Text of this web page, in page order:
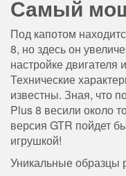
Самый
Под капотом
8, но здесь он
настройке
Технические
известны. Зная, что
Plus 8 весили около
версия GTR пойдет
игрушкой!
Уникальные образцы